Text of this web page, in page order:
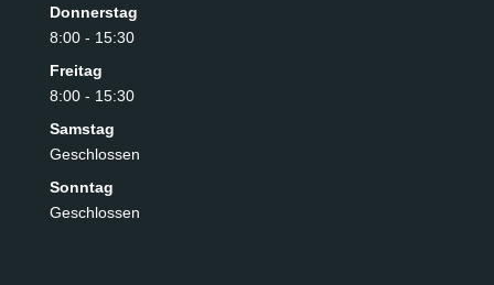
Donnerstag
8:00 - 15:30
Freitag
8:00 - 15:30
Samstag
Geschlossen
Sonntag
Geschlossen